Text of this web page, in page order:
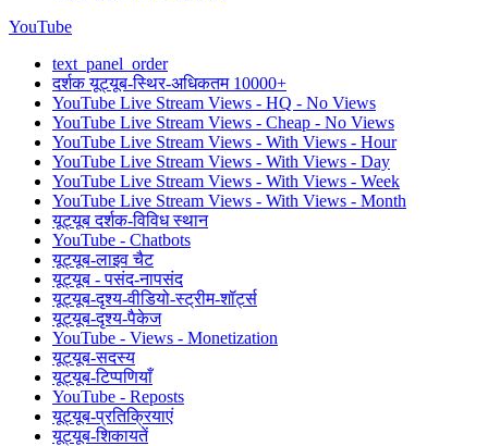
YouTube
text_panel_order
दर्शक यूट्यूब-स्थिर-अधिकतम 10000+
YouTube Live Stream Views - HQ - No Views
YouTube Live Stream Views - Cheap - No Views
YouTube Live Stream Views - With Views - Hour
YouTube Live Stream Views - With Views - Day
YouTube Live Stream Views - With Views - Week
YouTube Live Stream Views - With Views - Month
यूट्यूब दर्शक-विविध स्थान
YouTube - Chatbots
यूट्यूब-लाइव चैट
यूट्यूब - पसंद-नापसंद
यूट्यूब-दृश्य-वीडियो-स्ट्रीम-शॉर्ट्स
यूट्यूब-दृश्य-पैकेज
YouTube - Views - Monetization
यूट्यूब-सदस्य
यूट्यूब-टिप्पणियाँ
YouTube - Reposts
यूट्यूब-प्रतिक्रियाएं
यूट्यूब-शिकायतें